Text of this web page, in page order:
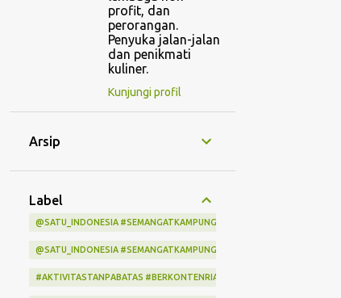
profit, dan
perorangan.
Penyuka jalan-jalan
dan penikmati
kuliner.
Kunjungi profil
Arsip
Label
@SATU_INDONESIA #SEMANGATKAMPUNGINDONESIA
@SATU_INDONESIA #SEMANGATKAMPUNGINDONESIA
#AKTIVITASTANPABATAS #BERKONTENRIABERSAMAINDIHOME